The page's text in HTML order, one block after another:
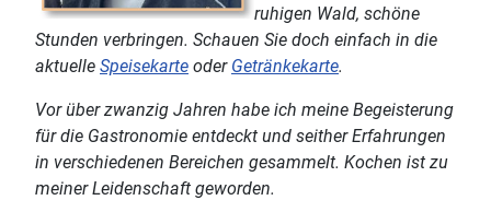
ruhigen Wald, schöne
Stunden verbringen. Schauen Sie doch einfach in die
aktuelle Speisekarte oder Getränkekarte.
Vor über zwanzig Jahren habe ich meine Begeisterung
fürdie Gastronomie entdeckt und seither Erfahrungen
in verschiedenen Bereichen gesammelt. Kochen ist zu
meinerLeidenschaft geworden.